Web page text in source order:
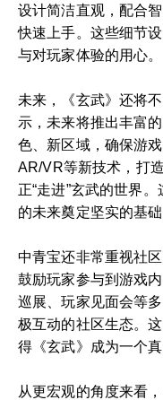
设计简洁直观，配合
快速上手。这些细节
与对玩家体验的用心。
未来，《玄武》还将
示，未来将推出丰富
色、新区域，确保游
AR/VR等新技术，打
正“走进”玄武的世界
的未来奠定坚实的基础
中青宝还非常重视社区
鼓励玩家参与到游戏
巡展、玩家见面会等
极互动的社区生态。
得《玄武》成为一个真
从更宏观的角度来看